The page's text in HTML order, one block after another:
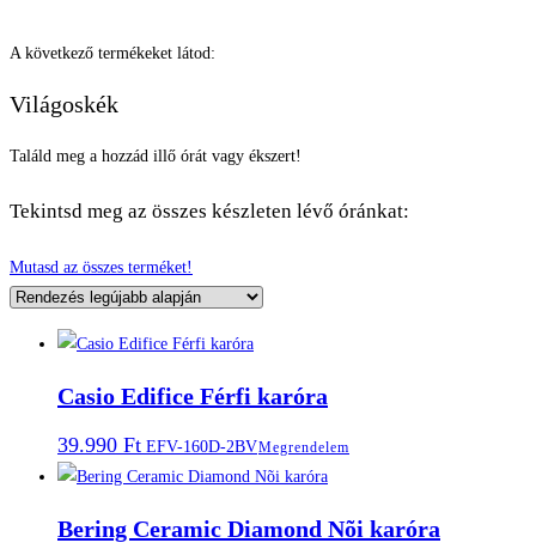
A következő termékeket látod:
Világoskék
Találd meg a hozzád illő órát vagy ékszert!
Tekintsd meg az összes készleten lévő óránkat:
Mutasd az összes terméket!
Casio Edifice Férfi karóra
39.990 Ft EFV-160D-2BVMegrendelem
Bering Ceramic Diamond Nõi karóra